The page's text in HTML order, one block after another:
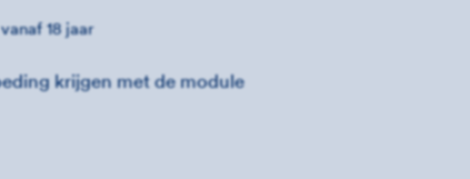
18 jaar
krijgen met de module